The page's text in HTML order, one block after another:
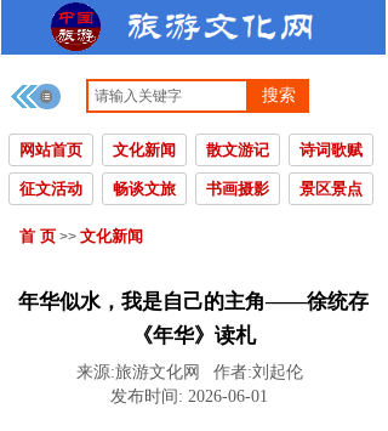
搜索
网站首页 文化新闻 散文游记 诗词歌赋
征文活动 畅谈文旅 书画摄影 景区景点
首 页 >> 文化新闻
年华似水，我是自己的主角——徐统存
《年华》读札
来源:旅游文化网 作者:刘起伦
发布时间: 2026-06-01